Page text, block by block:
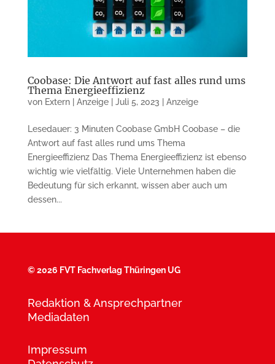
Coobase: Die Antwort auf fast alles rund ums
Thema Energieeffizienz
von Extern | Anzeige| Juli 5, 2023 | Anzeige
Lesedauer: 3 Minuten Coobase GmbH Coobase – die
Antwort auf fast alles rund ums Thema
Energieeffizienz Das Thema Energieeffizienz ist eben­so
wichtig wie vielfältig. Viele Un­ter­nehmen haben die
Bedeutung für sich erkannt, wissen aber auch um
dessen...
©2026 FVT Fachverlag Thüringen UG
Redaktion & Ansprechpartner
Mediadaten
Impressum